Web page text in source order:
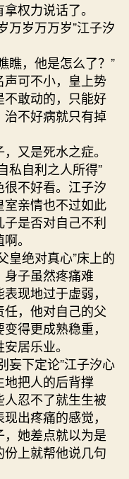
权力说话了。
万岁万万岁”江子汐
瞧，他是怎么了？”
可不小，皇上势
敢动的，只能好
不好病就只有掉
又是死水之症。
私自利之人所得”
不好看。江子汐
亲情也不过如此
是否对自己不利
。
皇绝对真心”床上的
子虽然疼痛难
现地过于虚弱，
，他对自己的父
得更成熟稳重，
居乐业。
妄下定论”江子汐心
地把人的后背撑
忍不了就生生被
出疼痛的感觉，
她差点就以为是
上就帮他说几句